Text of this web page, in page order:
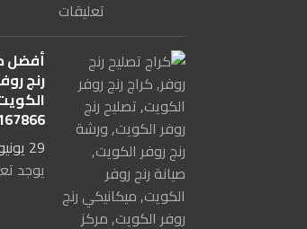
تعليقات
أفضل
رنج
29 يونيو، 2025
يوجد